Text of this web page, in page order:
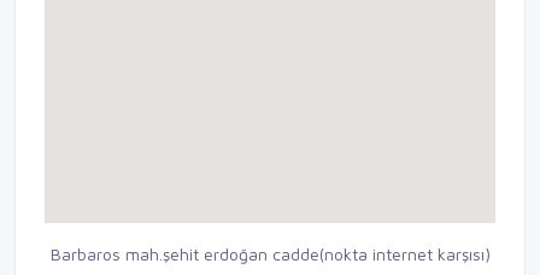
Barbaros mah.şehit erdoğan cadde(nokta internet karşısı)